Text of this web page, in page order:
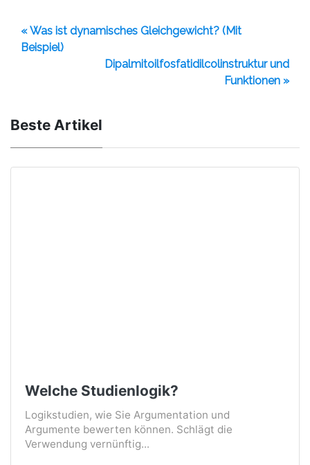
« Was ist dynamisches Gleichgewicht? (Mit
Beispiel)
Dipalmitoilfosfatidilcolinstruktur und
Funktionen »
Beste Artikel
Welche Studienlogik?
Logikstudien, wie Sie Argumentation und
Argumente bewerten können. Schlägt die
Verwendung vernünftig...